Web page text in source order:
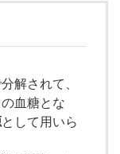
解されて、
血糖とな
として用いら